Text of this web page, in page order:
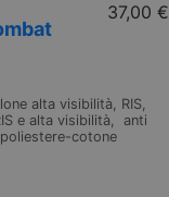
37,00 €
alta visibilità, RIS,
e alta visibilità, anti
cotone